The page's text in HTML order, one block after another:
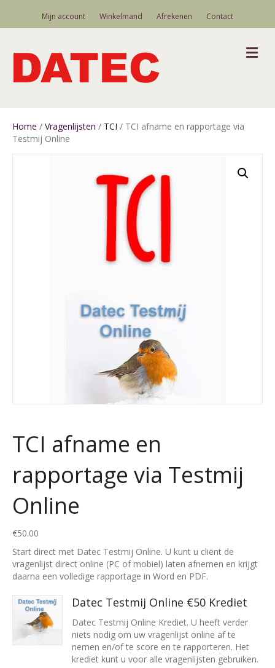
Mijn account Winkelmand Afrekenen Contact
Home / Vragenlijsten / TCI / TCI afname en rapportage via
Testmij Online
TCI afname en
rapportage via Testmij
Online
€50.00
Start direct met Datec Testmij Online. U kunt u cliënt de
vragenlijst direct online (PC of mobiel) laten afnemen en krijgt
daarna een volledige rapportage in Word en PDF.
Datec Testmij Online €50 Krediet
Datec Testmij Online Krediet. U heeft verder
niets nodig om uw vragenlijst online af te
nemen en/of te score en te rapporteren. Het
krediet kunt u voor alle vragenlijsten gebruiken.